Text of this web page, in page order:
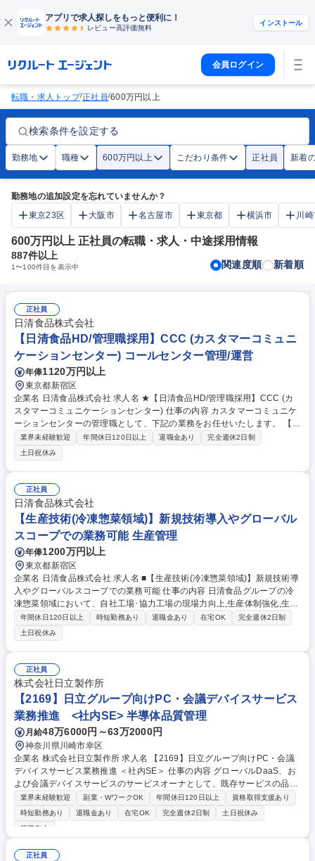
アプリで求人探しをもっと便利に！
レビュー高評価無料
インストール
会員ログイン
転職・求人トップ/正社員/600万円以上
検索条件を設定する
勤務地 職種 600万円以上 こだわり条件 正社員 新着
勤務地の追加設定を忘れていませんか？
東京23区
大阪市 名古屋市 東京都 横浜市 川
600万円以上 正社員の転職・求人・中途採用情報
887件以上
1〜100件目を表示中 関連度順 新着順
正社員
日清食品株式会社
【日清食品HD/管理職採用】CCC (カスタマーコミュニ
ケーションセンター) コールセンター管理/運営
年俸1120万円以上
東京都新宿区
企業名 日清食品株式会社 求人名 ★【日清食品HD/管理職採用】CCC (カ
スタマーコミュニケーションセンター) 仕事の内容 カスタマーコミュニケ
ーションセンターの管理職として、下記の業務をお任せいたします。 【業
務詳細】 ■お客様の声 (VOC)の活用推進 ■コンタクトセンター運営・業務
改善 ■グループ各社への支援・連携 ■リスク・危機管理対応 ■コンタクト
センターのDX推進・変革 募集職種 ★【日清食品HD/管理職採用】CCC
(カスタマーコミュニケーションセンター)
業界未経験歓迎 年間休日120日以上 退職金あり
完全週休2日制
土日祝休み
正社員
日清食品株式会社
【生産技術(冷凍惣菜領域)】新規技術導入やグローバル
スコープでの業務可能 生産管理
年俸1200万円以上
東京都新宿区
企業名 日清食品株式会社 求人名 ■【生産技術(冷凍惣菜領域)】新規技術導
入やグローバルスコープでの業務可能 仕事の内容 日清食品グループの冷
凍惣菜領域において、自社工場･協力工場の現場力向上,生産体制強化,生産
技術高度化,総菜製造の生産工程の導入や高度な工場経営を管理職の立場か
ら推進いただくことを期待します。 【具体的には】■低温工場の本社生産
管理 ■低温工場の作業平準の立案～更新 ■自社工場･協力工場を含めた安
全･品質面の指導,管理,運用提案･実装 ■新製品等のライン選定,設備投資案
の立案･実行 ■将来の生産体制の検討,事業会社への提案,生産体制構築 ■自
社工場における工場人材の育成 ■各工場･事業会社との連携による課題抽
出,改善テーマの設定･推進 ■協力工場を含む生産拠点の現場力向上,ガバナ
ンス強化,改善指導 募集職種 ■【生産技術(冷凍惣菜領域)】新規技術導入や
グローバルスコープでの業務可能
年間休日120日以上 時短勤務あり 退職金あり 在宅OK
完全週休2日制
土日祝休み
正社員
株式会社日立製作所
【2169】日立グループ向けPC・会議デバイスサービス
業務推進 <社内SE> 半導体品質管理
月給48万6000円～63万2000円
神奈川県川崎市幸区
企業名 株式会社日立製作所 求人名 【2169】日立グループ向けPC・会議
デバイスサービス業務推進 ＜社内SE＞ 仕事の内容 グローバルDaaS、お
よび会議デバイスサービスのサービスオーナとして、既存サービスの品質
維持、安定供給、コスト管理を行います。また、新規サービスの検討とそ
の推進支援もお任せします。 【職務詳細】 ■グローバルDaaS、会議デバ
イスサービスの運用と展開業務 ■サービスの維持、改善、運用 ■サービス
ービスの企画推進と提供 募集職種 【2169】日立グループ向けPC・会議デ
業界未経験歓迎 副業・WワークOK 年間休日120日以上
資格取得支援あり
時短勤務あり
退職金あり 在宅OK 完全週休2日制
土日祝休み
服装自由
正社員